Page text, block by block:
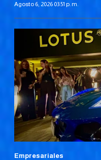
Agosto 6, 2026 03:51 p. m.
Empresariales